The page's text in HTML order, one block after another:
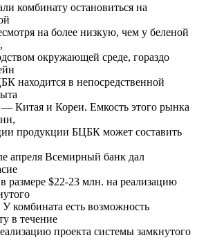
комбинату остановиться на
на более низкую, чем у беленой
окружающей среде, гораздо
находится в непосредственной
Китая и Кореи. Емкость этого рынка
продукции БЦБК может составить
апреля Всемирный банк дал
размере $22-23 млн. на реализацию
комбината есть возможность
в течение
проекта системы замкнутого